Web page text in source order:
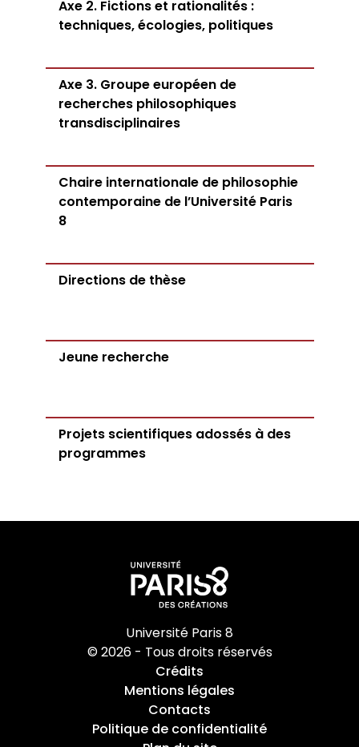
Axe 2. Fictions et rationalités :
techniques, écologies, politiques
Axe 3. Groupe européen de
recherches philosophiques
transdisciplinaires
Chaire internationale de philosophie
contemporaine de l’Université Paris
8
Directions de thèse
Jeune recherche
Projets scientifiques adossés à des
programmes
Université Paris 8
© 2026 - Tous droits réservés
Crédits
Mentions légales
Contacts
Politique de confidentialité